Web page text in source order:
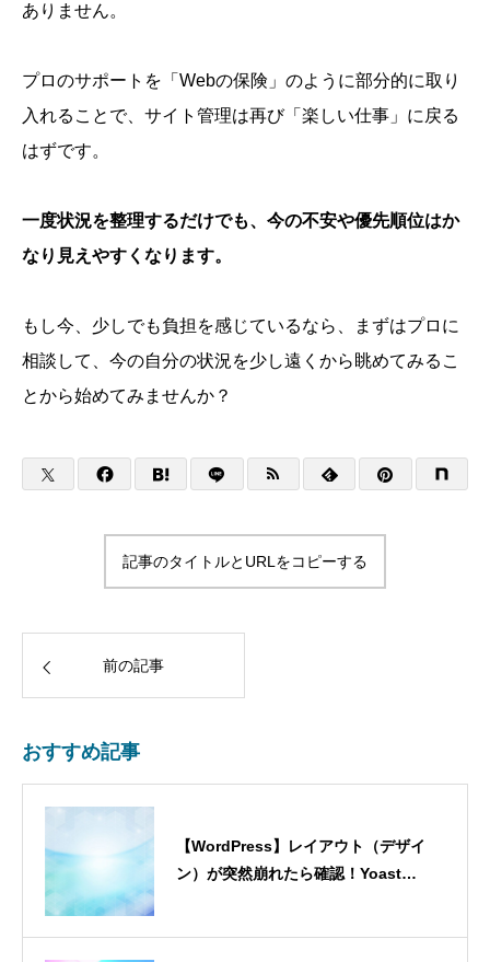
ありません。
プロのサポートを「Webの保険」のように部分的に取り
入れることで、サイト管理は再び「楽しい仕事」に戻る
はずです。
一度状況を整理するだけでも、今の不安や優先順位はか
なり見えやすくなります。
もし今、少しでも負担を感じているなら、まずはプロに
相談して、今の自分の状況を少し遠くから眺めてみるこ
とから始めてみませんか？
記事のタイトルとURLをコピーする
前の記事
おすすめ記事
【WordPress】レイアウト（デザイ
ン）が突然崩れたら確認！Yoast